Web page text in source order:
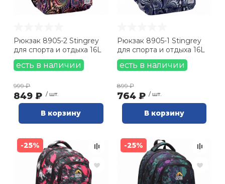
Рюкзак 8905-2 Stingrey
для спорта и отдыха 16L
есть в наличии
999 ₽
849 ₽ / шт.
В корзину
Рюкзак 8905-1 Stingrey
для спорта и отдыха 16L
есть в наличии
899 ₽
764 ₽ / шт.
В корзину
-25% -25%